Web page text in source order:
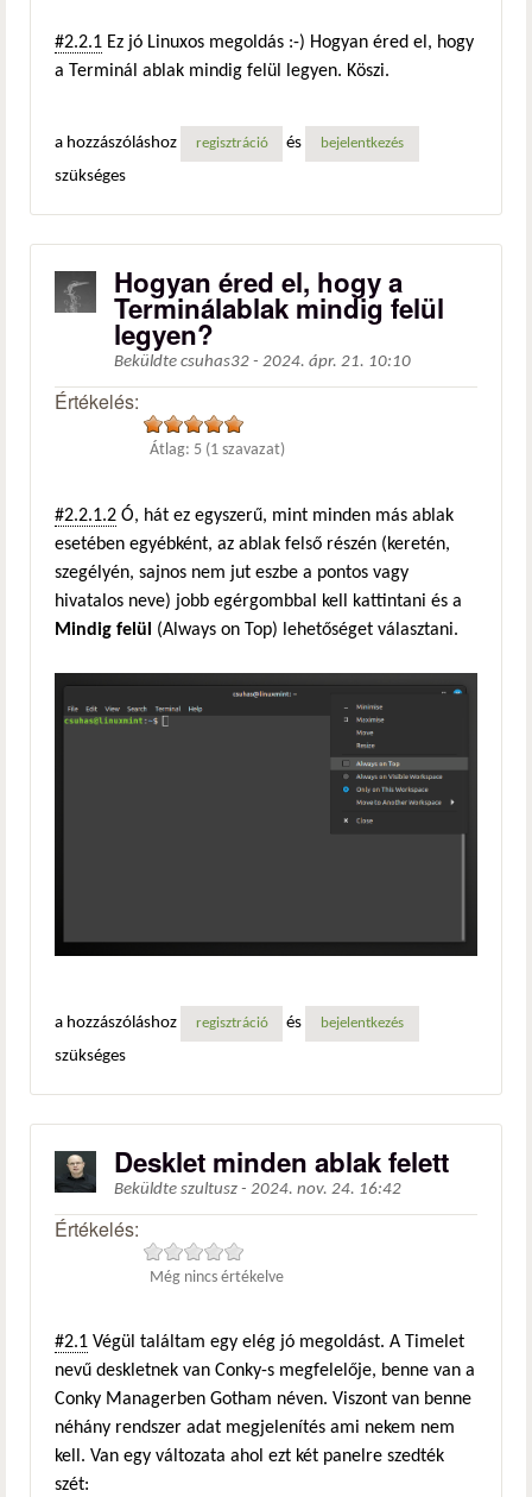
#2.2.1 Ez jó Linuxos megoldás :-) Hogyan éred el, hogy
a Terminál ablak mindig felül legyen. Köszi.
a hozzászóláshoz regisztráció és bejelentkezés
szükséges
Hogyan éred el, hogy a
Terminálablak mindig felül
legyen?
Beküldte csuhas32 - 2024. ápr. 21. 10:10
Értékelés:
Átlag: 5 (1 szavazat)
#2.2.1.2 Ó, hát ez egyszerű, mint minden más ablak
esetében egyébként, az ablak felső részén (keretén,
szegélyén, sajnos nem jut eszbe a pontos vagy
hivatalos neve) jobb egérgombbal kell kattintani és a
Mindig felül
(Always on Top) lehetőséget választani.
a hozzászóláshoz regisztráció és bejelentkezés
szükséges
Desklet minden ablak felett
Beküldte szultusz - 2024. nov. 24. 16:42
Értékelés:
Még nincs értékelve
#2.1 Végül találtam egy elég jó megoldást. A Timelet
nevű deskletnek van Conky-s megfelelője, benne van a
Conky Managerben Gotham néven. Viszont van benne
néhány rendszer adat megjelenítés ami nekem nem
kell. Van egy változata ahol ezt két panelre szedték
szét: